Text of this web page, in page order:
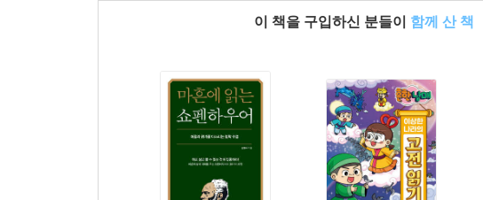
이 책을 구입하신 분들이 함께 산 책